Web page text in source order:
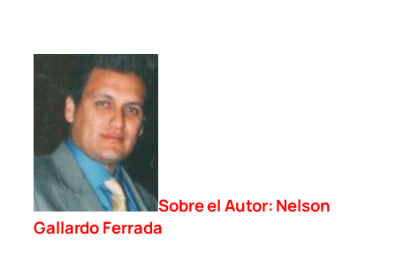
Sobre el Autor: Nelson
Gallardo Ferrada